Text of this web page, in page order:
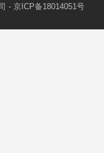
- 京ICP备18014051号